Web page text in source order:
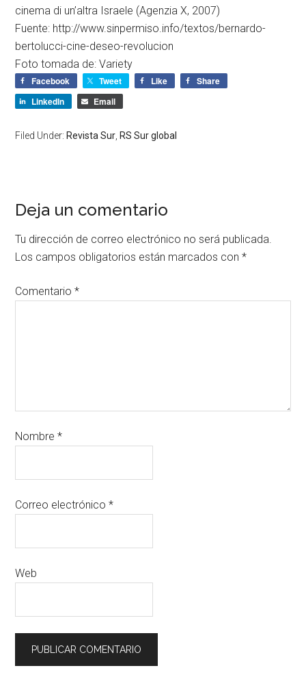
cinema di un’altra Israele (Agenzia X, 2007)
Fuente: http://www.sinpermiso.info/textos/bernardo-
bertolucci-cine-deseo-revolucion
Foto tomada de:Variety
Facebook Tweet Like
Share
LinkedIn
Email
Filed Under: Revista Sur RS Sur global
Deja un comentario
Tu dirección de correo electrónico no será publicada.
Los campos obligatorios están marcados con*
Comentario*
Nombre*
Correo electrónico*
Web